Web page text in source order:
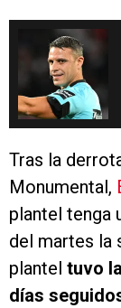
Tras la
Monumental,
plantel tenga
del martes la
plantel tuvo
días